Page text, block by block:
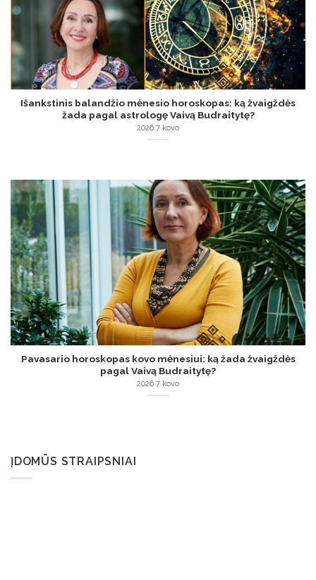
Išankstinis balandžio mėnesio horoskopas: ką žvaigždės
žada pagal astrologę Vaivą Budraitytę?
2026 7 kovo
Pavasario horoskopas kovo mėnesiui: ką žada žvaigždės
pagal Vaivą Budraitytę?
2026 7 kovo
ĮDOMŪS STRAIPSNIAI